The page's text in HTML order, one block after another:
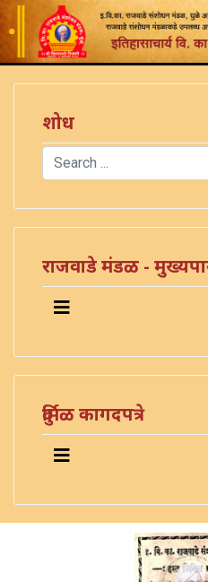
शोध
Search
राजवाडे मंडळ -
दुर्मिळ कागदपत्रे